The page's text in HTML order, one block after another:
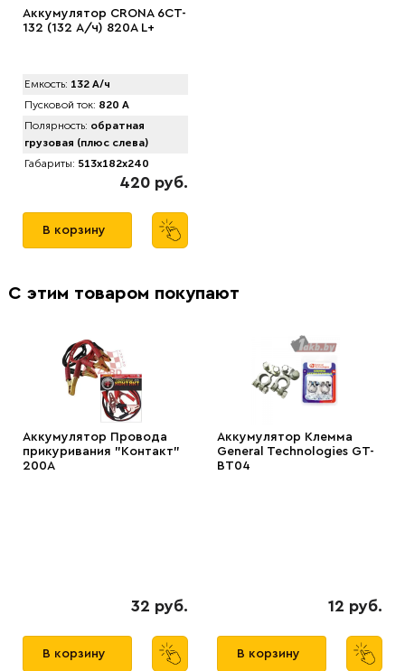
Аккумулятор CRONA 6CT-
132 (132 А/ч) 820A L+
Емкость: 132 А/ч
Пусковой ток: 820 А
Полярность: обратная
грузовая (плюс слева)
Габариты: 513x182x240
420 руб.
В корзину
С этим товаром покупают
Аккумулятор Провода
прикуривания "Контакт"
200А
32 руб.
В корзину
Аккумулятор Клемма
General Technologies GT-
BT04
12 руб.
В корзину